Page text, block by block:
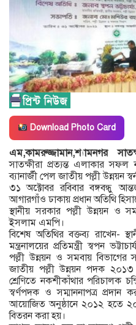
Download Photo Card
এম,কামরুজ্জামান,শ্যামনগর
সাতক্ষীরা প্রত্যন্ত এলাকার সফল
ব্যানার্জী পেল জাতীয় পল্লী উন্নয়ন
৩১ অক্টোবর রবিবার বঙ্গবন্ধু
আগারগাঁও ঢাকায় প্রধান অতিথি
স্থানীয় সরকার পল্লী উন্নয়ন ও
ইসলাম এমপি।
বিশেষ অতিথির বক্তব্য রাখেন-
মন্ত্রনালয়ের প্রতিমন্ত্রী স্বপন
পল্লী উন্নয়ন ও সমবায় বিভাগের
জাতীয় পল্লী উন্নয়ন পদক ২০১৩
শ্রেণিতে নকশীকাঁথার পরিচালক
স্বর্ণপদক ও সম্মাননাপত্র প্রদান
আয়োজিত অনুষ্ঠানে ২০১২ হতে
বিতরন করা হয়।